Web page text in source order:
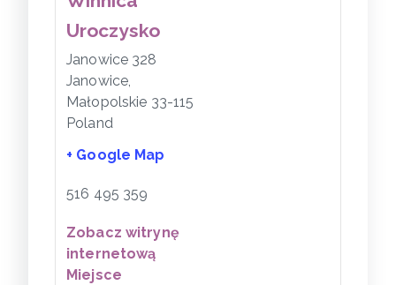
Uroczysko
Janowice 328
Janowice,
Małopolskie 33-115
Poland
+ Google Map
516 495 359
Zobacz witrynę
internetową
Miejsce